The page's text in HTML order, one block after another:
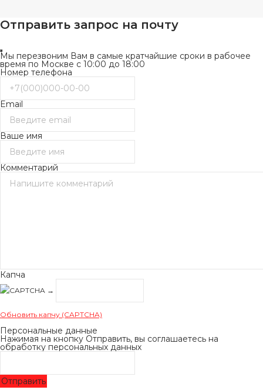
Отправить запрос на почту
Мы перезвоним Вам в самые кратчайшие сроки в рабочее
время по Москве с 10:00 до 18:00
Номер телефона
Email
Ваше имя
Комментарий
Капча
→
Обновить капчу (CAPTCHA)
Персональные данные
Нажимая на кнопку Отправить, вы соглашаетесь на
обработку персональных данных
Отправить